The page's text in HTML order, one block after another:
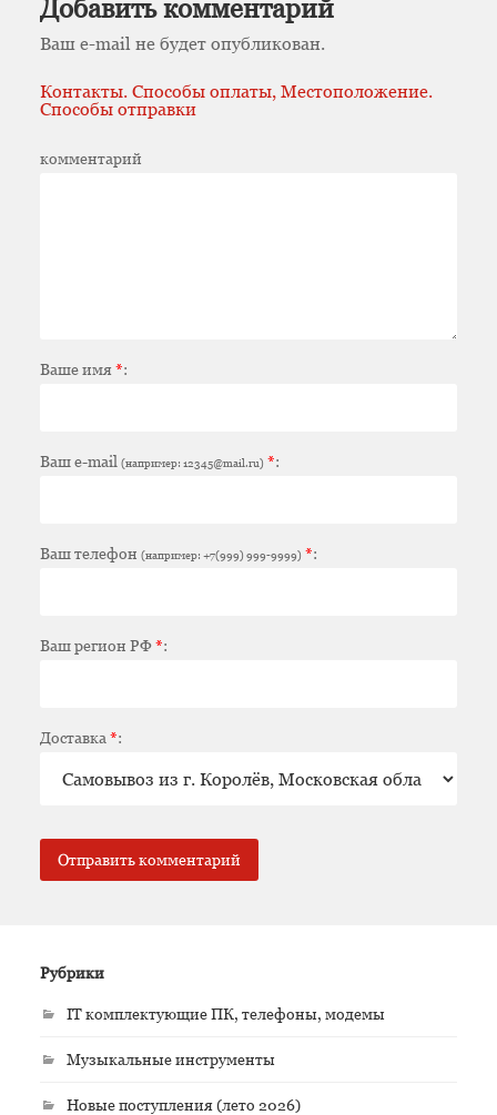
Добавить комментарий
Ваш e-mail не будет опубликован.
Контакты. Способы оплаты, Местоположение.
Способы отправки
комментарий
Ваше имя*:
Ваш e-mail (например: 12345@mail.ru) *:
Ваш телефон (например: +7(999) 999-9999) *:
Ваш регион РФ*:
Доставка *:
Рубрики
IT комплектующие ПК, телефоны, модемы
Музыкальные инструменты
Новые поступления (лето 2026)